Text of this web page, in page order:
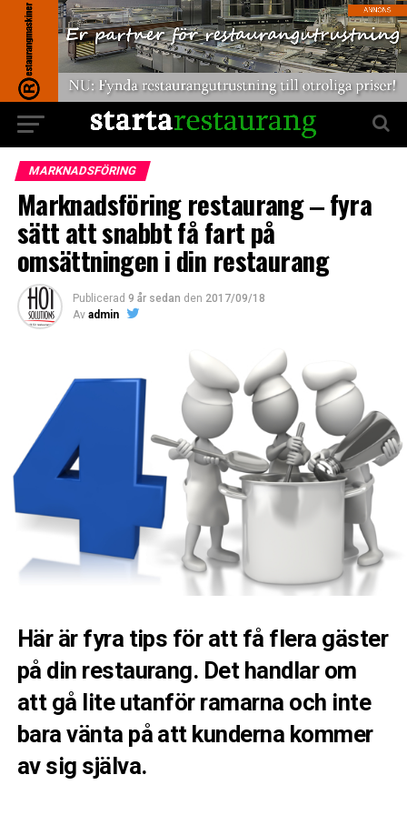
MARKNADSFÖRING
Marknadsföring restaurang ‒ fyra
sätt att snabbt få fart på
omsättningen i din restaurang
Publicerad 9 år sedan den 2017/09/18
Av admin
Här är fyra tips för att få flera gäster
på din restaurang. Det handlar om
att gå lite utanför ramarna och inte
bara vänta på att kunderna kommer
av sig själva.